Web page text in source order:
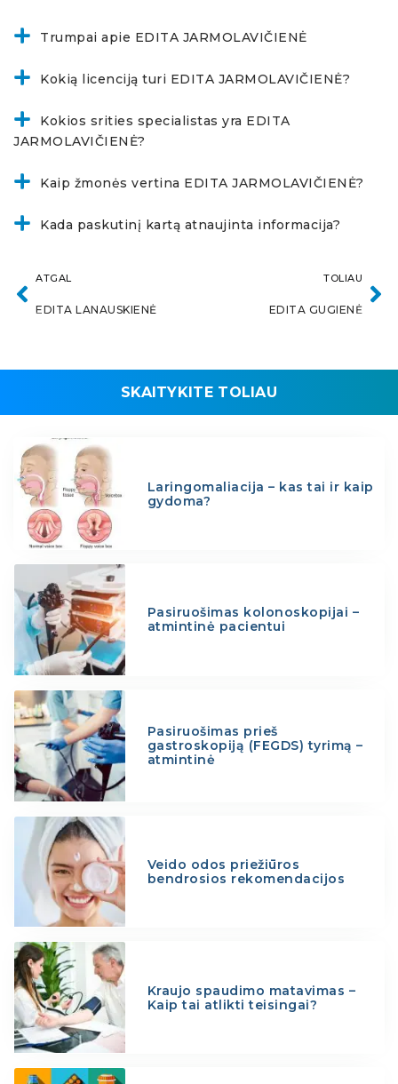
Trumpai apie EDITA JARMOLAVIČIENĖ
Kokią licenciją turi EDITA JARMOLAVIČIENĖ?
Kokios srities specialistas yra EDITA
JARMOLAVIČIENĖ?
Kaip žmonės vertina EDITA JARMOLAVIČIENĖ?
Kada paskutinį kartą atnaujinta informacija?
ATGAL
EDITA LANAUSKIENĖ
TOLIAU
EDITA GUGIENĖ
SKAITYKITE TOLIAU
Laringomaliacija – kas tai ir kaip
gydoma?
Pasiruošimas kolonoskopijai –
atmintinė pacientui
Pasiruošimas prieš
gastroskopiją (FEGDS) tyrimą –
atmintinė
Veido odos priežiūros
bendrosios rekomendacijos
Kraujo spaudimo matavimas –
Kaip tai atlikti teisingai?